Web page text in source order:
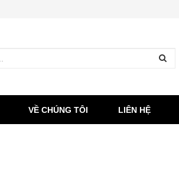
VỀ CHÚNG TÔI LIÊN HỆ